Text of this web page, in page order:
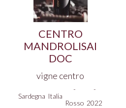
CENTRO
MANDROLISAI
DOC
vigne centro
Sardegna Italia
-
Rosso
-
2022